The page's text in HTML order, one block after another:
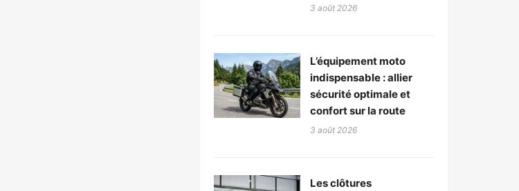
3 août 2026
L’équipement moto
indispensable : allier
sécurité optimale et
confort sur la route
3 août 2026
Les clôtures